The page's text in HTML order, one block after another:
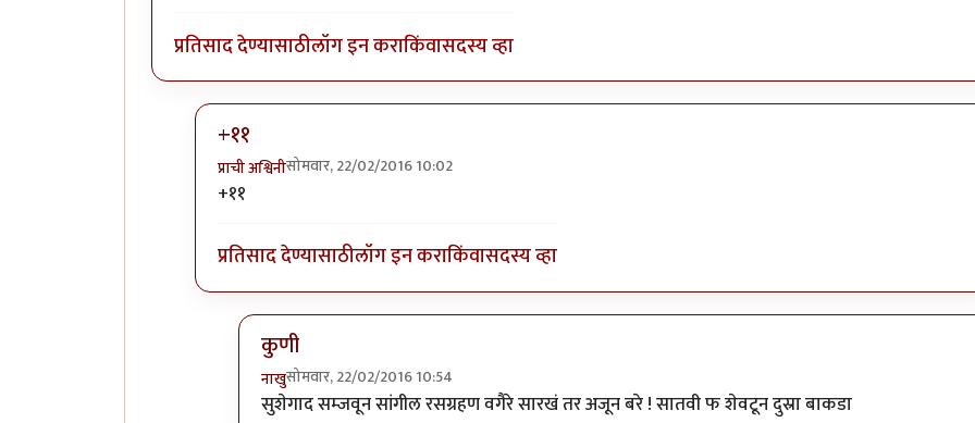
प्रतिसाद देण्यासाठीलॉग इन कराकिंवासदस्य व्हा
+११
प्राची अश्विनीसोमवार, 22/02/2016 10:02
In reply to
+११
प्रतिसाद देण्यासाठीलॉग इन कराकिंवासदस्य व्हा
कुणी
नाखुसोमवार, 22/02/2016 10:54
In reply to+११byप्राची अश्विनी
सुशेगाद सम्जवून सांगील रसग्रहण वगैरे सारखं तर अजून बरे ! सातवी फ शेवटून दुस्रा बाकडा